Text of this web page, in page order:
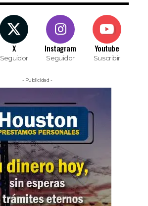
X
Seguidor
Instagram
Seguidor
Youtube
Suscribir
- Publicidad -